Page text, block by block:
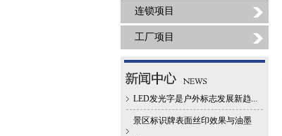
连锁项目
工厂项目
LED发光字是户外标志发展新趋...
景区标识牌表面丝印效果与油墨